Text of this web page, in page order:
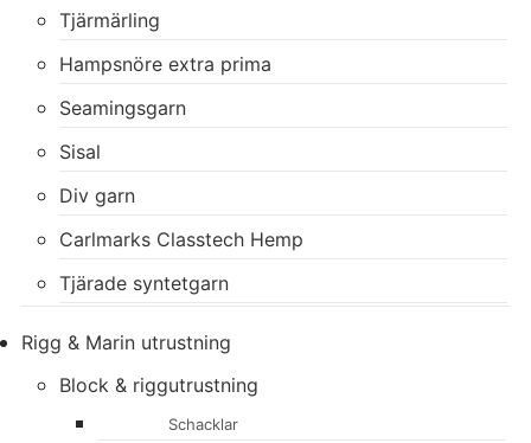
Tjärmärling
Hampsnöre extra prima
Seamingsgarn
Sisal
Div garn
Carlmarks Classtech Hemp
Tjärade syntetgarn
Rigg & Marin utrustning
Block & riggutrustning
Schacklar